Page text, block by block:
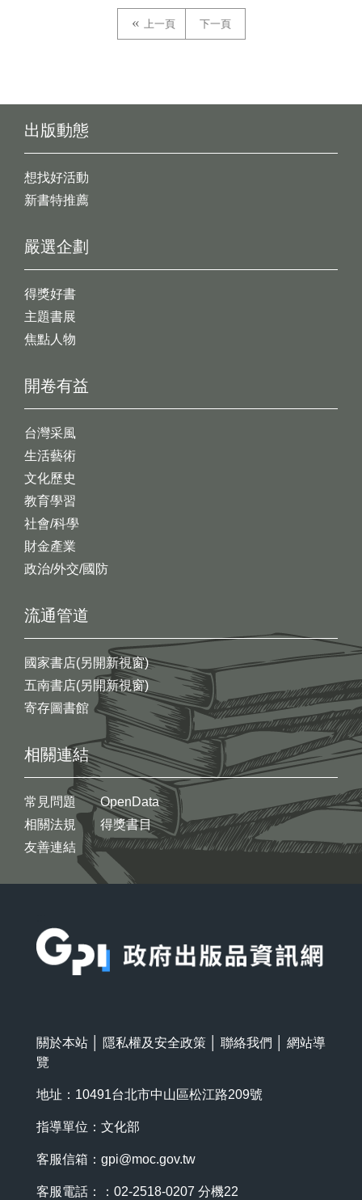
上一頁 下一頁
出版動態
想找好活動
新書特推薦
開卷有益
台灣采風
生活藝術
文化歷史
教育學習
社會/科學
財金產業
政治/外交/國防
嚴選企劃
得獎好書
主題書展
焦點人物
流通管道
國家書店(另開新視窗)
五南書店(另開新視窗)
寄存圖書館
相關連結
常見問題
相關法規
友善連結
OpenData
得獎書目
關於本站 隱私權及安全政策 聯絡我們
網站導
覽
地址：10491台北市中山區松江路209號
指導單位：文化部
客服信箱： gpi@moc.gov.tw
客服電話：：02-2518-0207 分機22